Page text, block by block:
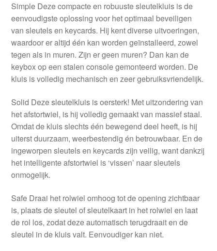
Simple Deze compacte en robuuste sleutelkluis is de
eenvoudigste oplossing voor het optimaal beveiligen
van sleutels en keycards. Hij kent diverse uitvoeringen,
waardoor er altijd één kan worden geïnstalleerd, zowel
tegen als in muren. Zijn er geen muren? Dan kan de
keybox op een stalen console gemonteerd worden. De
kluis is volledig mechanisch en zeer gebruiksvriendelijk.
Solid Deze sleutelkluis is oersterk! Met uitzondering van
het afstortwiel, is hij volledig gemaakt van massief staal.
Omdat de kluis slechts één bewegend deel heeft, is hij
uiterst duurzaam, weerbestendig én betrouwbaar. En de
ingeworpen sleutels en keycards zijn veilig, want dankzij
het intelligente afstortwiel is ‘vissen’ naar sleutels
onmogelijk.
Safe Draai het rolwiel omhoog tot de opening zichtbaar
is, plaats de sleutel of sleutelkaart in het rolwiel en laat
de rol los, zodat deze automatisch terugdraait en de
sleutel in de kluis valt. Eenvoudiger kan niet.